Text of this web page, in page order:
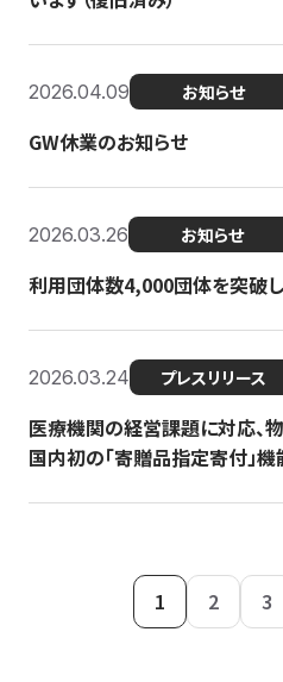
2026.04.09 お知らせ
GW休業のお知らせ
2026.03.26 お知らせ
利用団体数4,000団体を突破し
2026.03.24 プレスリリース
医療機関の経営課題に対応、
国内初の「寄贈品指定寄付」機
1 2 3